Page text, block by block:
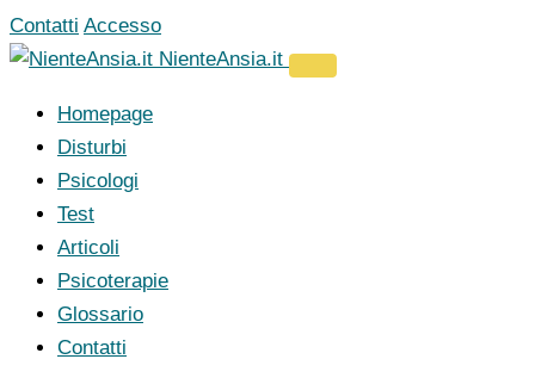
Vai
al
Contatti Accesso
NienteAnsia.it
Homepage
Disturbi
Psicologi
Test
Articoli
Psicoterapie
Glossario
Contatti